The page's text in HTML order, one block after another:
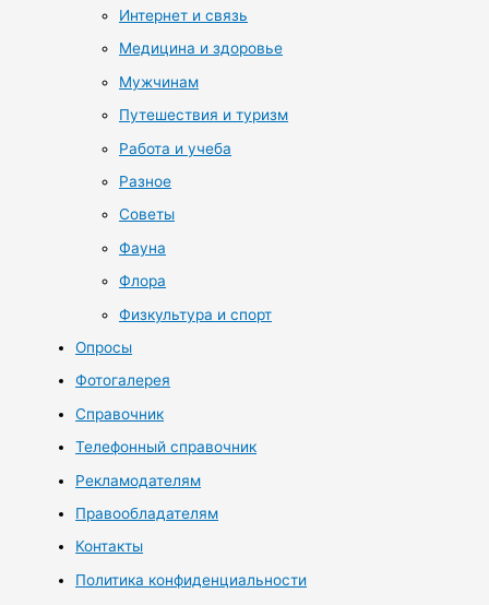
Интернет и связь
Медицина и здоровье
Мужчинам
Путешествия и туризм
Работа и учеба
Разное
Советы
Фауна
Флора
Физкультура и спорт
Опросы
Фотогалерея
Справочник
Телефонный справочник
Рекламодателям
Правообладателям
Контакты
Политика конфиденциальности